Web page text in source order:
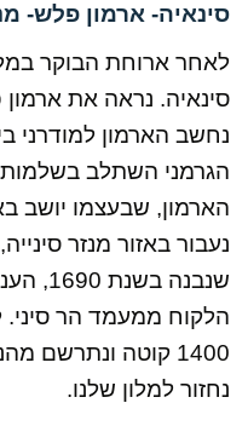
סינאיה- ארמון פלש-
לאחר ארוחת הבוקר
סינאיה. נראה את
נחשב הארמון למודרני
הגרמני השתלב
הארמון, שבעצמו יושב
נעבור באזור מנזר
שנבנה
הלקוח ממעמד הר סיני.
1400 קוטה
נחזור למלון שלנו.